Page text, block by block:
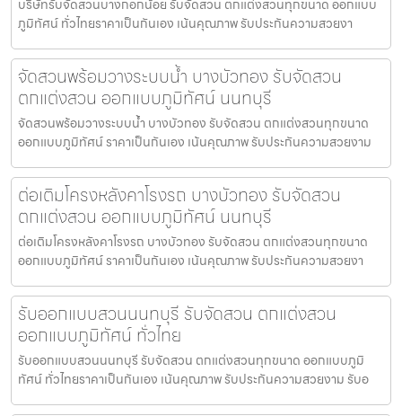
บริษัทรับจัดสวนบางกอกน้อย รับจัดสวน ตกแต่งสวนทุกขนาด ออกแบบ
ภูมิทัศน์ ทั่วไทยราคาเป็นกันเอง เน้นคุณภาพ รับประกันความสวยงา
จัดสวนพร้อมวางระบบน้ำ บางบัวทอง รับจัดสวน
ตกแต่งสวน ออกแบบภูมิทัศน์ นนทบุรี
จัดสวนพร้อมวางระบบน้ำ บางบัวทอง รับจัดสวน ตกแต่งสวนทุกขนาด
ออกแบบภูมิทัศน์ ราคาเป็นกันเอง เน้นคุณภาพ รับประกันความสวยงาม
ต่อเติมโครงหลังคาโรงรถ บางบัวทอง รับจัดสวน
ตกแต่งสวน ออกแบบภูมิทัศน์ นนทบุรี
ต่อเติมโครงหลังคาโรงรถ บางบัวทอง รับจัดสวน ตกแต่งสวนทุกขนาด
ออกแบบภูมิทัศน์ ราคาเป็นกันเอง เน้นคุณภาพ รับประกันความสวยงา
รับออกแบบสวนนนทบุรี รับจัดสวน ตกแต่งสวน
ออกแบบภูมิทัศน์ ทั่วไทย
รับออกแบบสวนนนทบุรี รับจัดสวน ตกแต่งสวนทุกขนาด ออกแบบภูมิ
ทัศน์ ทั่วไทยราคาเป็นกันเอง เน้นคุณภาพ รับประกันความสวยงาม รับอ